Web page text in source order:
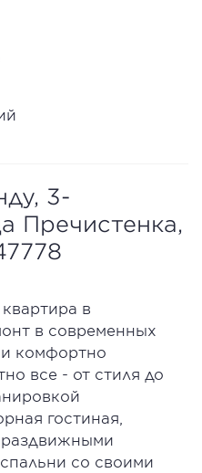
3-
Пречистенка,
в
в современных
и комфортно
все - от стиля до
гостиная,
раздвижными
со своими